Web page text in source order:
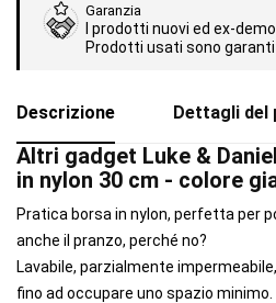
Garanzia
I prodotti nuovi ed ex-
Prodotti usati sono
Descrizione Dettagli del
Altri gadget Luke &
in nylon 30 cm - colore
Pratica borsa in nylon, perfetta per
anche il pranzo, perché no?
Lavabile, parzialmente
fino ad occupare uno spazio minimo.